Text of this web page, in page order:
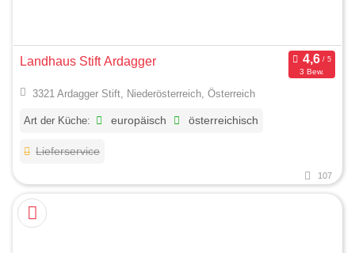
Landhaus Stift Ardagger
3 Bew.
3321 Ardagger Stift, Niederösterreich, Österreich
Art der Küche: europäisch österreichisch
Lieferservice
107